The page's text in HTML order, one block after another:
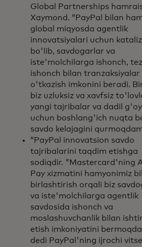
Global Partnerships
Xaymond. “PayPal bilan
global miqyosda agentlik
innovatsiyalari uchun
bo'lib, savdogarlar va
iste'molchilarga ishonch,
ishonch bilan tranzaksiyalar
o'tkazish imkonini beradi.
biz uzluksiz va xavfsiz
yangi tajribalar va dadil
uchun boshlang'ich nuqta
savdo kelajagini
“PayPal innovatsion savdo
tajribalarini taqdim etishga
sodiqdir. "Mastercard'ning
Pay xizmatini hamyonimiz
birlashtirish orqali biz
va iste'molchilarga agentlik
savdosida ishonch va
moslashuvchanlik bilan
etish imkoniyatini
dedi PayPal'ning ijrochi